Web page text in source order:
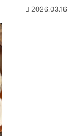
2026.03.16